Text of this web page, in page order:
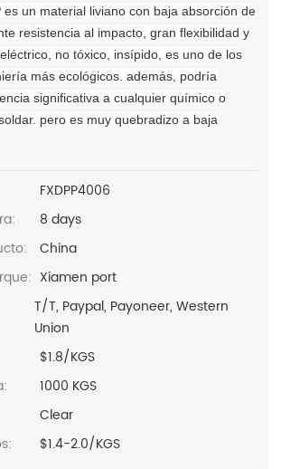
es un material liviano con baja absorción de
resistencia al impacto, gran flexibilidad y
no tóxico, insípido, es uno de los
más ecológicos. además, podría
significativa a cualquier químico o
pero es muy quebradizo a baja
FXDPP4006
8 days
China
Xiamen port
T/T, Paypal, Payoneer, Western
Union
$1.8/KGS
1000 KGS
Clear
$1.4-2.0/KGS